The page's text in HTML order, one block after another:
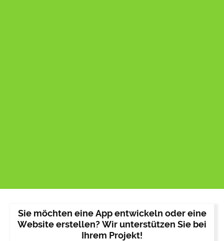
Sie möchten eine App entwickeln oder eine
Website erstellen? Wir unterstützen Sie bei
Ihrem Projekt!